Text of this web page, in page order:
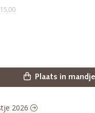
Plaats in mandje
2026